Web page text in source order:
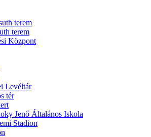
terem
terem
Központ
Levéltár
tér
Jenő Általános Iskola
Stadion